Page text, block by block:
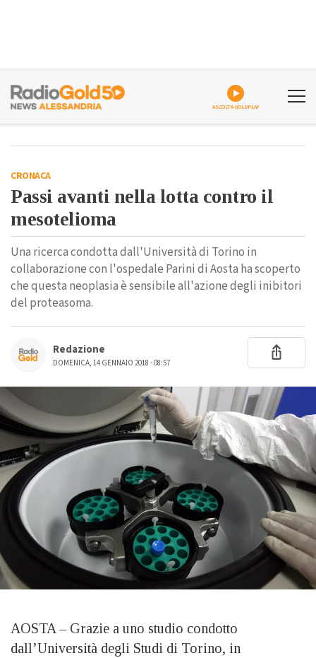
ASCOLTA GOLDPLAY
CRONACA
Passi avanti nella lotta contro il
mesotelioma
Una ricerca condotta dall'Università di Torino in
collaborazione con l'ospedale Parini di Aosta ha scoperto
che questa neoplasia è sensibile all'azione degli inibitori
del proteasoma.
Redazione
DOMENICA, 14 GENNAIO 2018 - 08:57
AOSTA – Grazie a uno studio condotto
dall’Università degli Studi di Torino, in